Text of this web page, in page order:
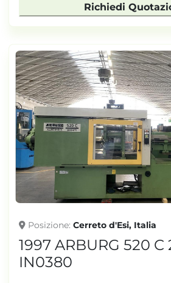
Richiedi
Posizione Cerreto d'Esi, Italia
1997 ARBURG 520
IN0380